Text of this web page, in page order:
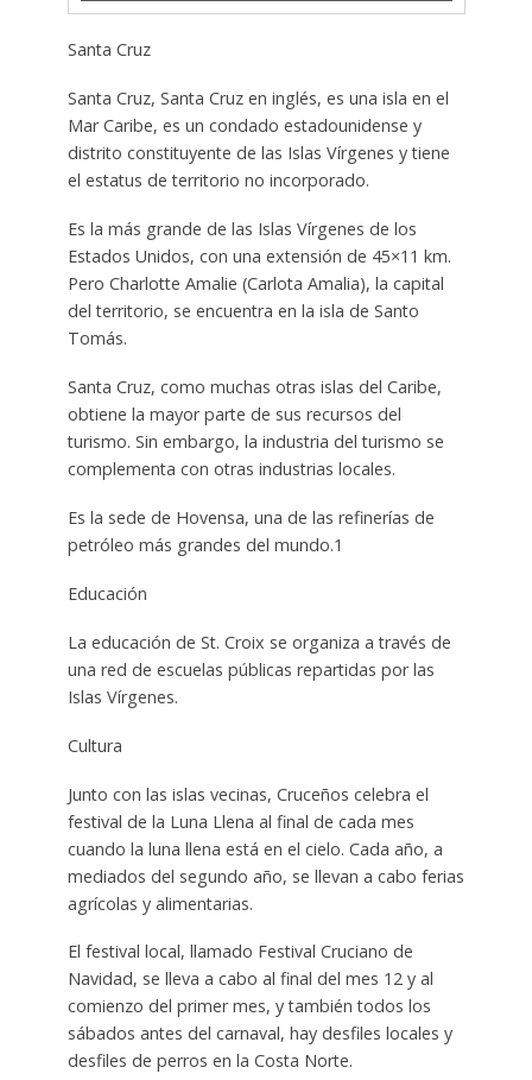
Santa Cruz
Santa Cruz, Santa Cruz en inglés, es una isla en el
Mar Caribe, es un condado estadounidense y
distrito constituyente de las Islas Vírgenes y tiene
el estatus de territorio no incorporado.
Es la más grande de las Islas Vírgenes de los
Estados Unidos, con una extensión de 45×11 km.
Pero Charlotte Amalie (Carlota Amalia), la capital
del territorio, se encuentra en la isla de Santo
Tomás.
Santa Cruz, como muchas otras islas del Caribe,
obtiene la mayor parte de sus recursos del
turismo. Sin embargo, la industria del turismo se
complementa con otras industrias locales.
Es la sede de Hovensa, una de las refinerías de
petróleo más grandes del mundo.1
Educación
La educación de St. Croix se organiza a través de
una red de escuelas públicas repartidas por las
Islas Vírgenes.
Cultura
Junto con las islas vecinas, Cruceños celebra el
festival de la Luna Llena al final de cada mes
cuando la luna llena está en el cielo. Cada año, a
mediados del segundo año, se llevan a cabo ferias
agrícolas y alimentarias.
El festival local, llamado Festival Cruciano de
Navidad, se lleva a cabo al final del mes 12 y al
comienzo del primer mes, y también todos los
sábados antes del carnaval, hay desfiles locales y
desfiles de perros en la Costa Norte.